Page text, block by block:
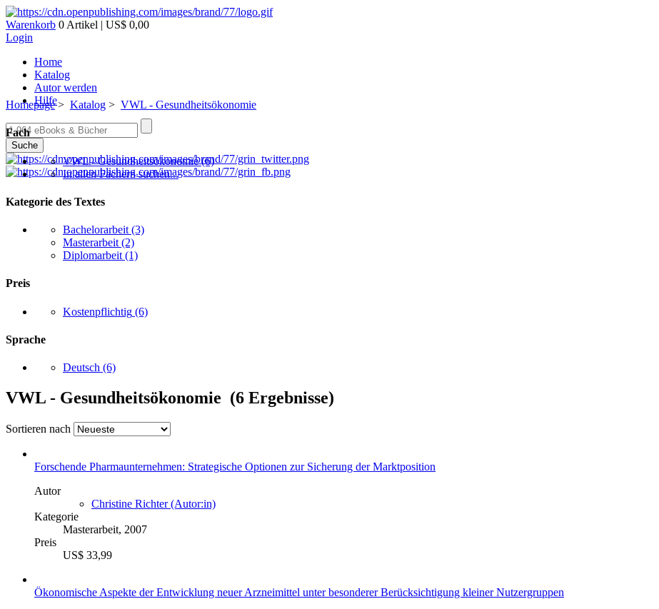
Warenkorb 0 Artikel | US$ 0,00
Login
Home
Katalog
Autor werden
Hilfe
Suche
Homepage> Katalog > VWL - Gesundheitsökonomie
Fach
VWL - Gesundheitsökonomie (6)
In allen Fächern suchen...
Kategorie des Textes
Bachelorarbeit (3)
Masterarbeit (2)
Diplomarbeit (1)
Preis
Kostenpflichtig (6)
Sprache
Deutsch (6)
VWL - Gesundheitsökonomie (6 Ergebnisse)
Sortieren nach
Forschende Pharmaunternehmen: Strategische Optionen zur Sicherung der Marktposition
Autor
Christine Richter (Autor:in)
Kategorie
Masterarbeit, 2007
Preis
US$ 33,99
Ökonomische Aspekte der Entwicklung neuer Arzneimittel unter besonderer Berücksichtigung kleiner Nutzergruppen